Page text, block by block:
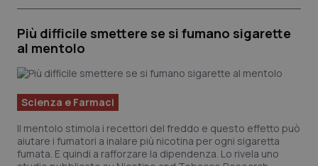
Più difficile smettere se si fumano sigarette
al mentolo
Scienza e Farmaci
Il mentolo stimola i recettori del freddo e questo effetto può
aiutare i fumatori a inalare più nicotina per ogni sigaretta
fumata. E quindi a rafforzare la dipendenza. Lo rivela uno